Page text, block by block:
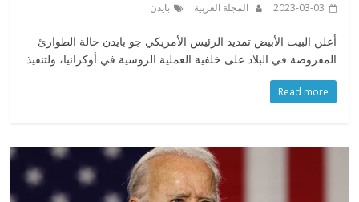
2023-03-03
المجلة العربية بايدن
أعلن البيت الأبيض تمديد الرئيس الأمريكي جو بايدن حالة الطوارئ
المفروضة في البلاد على خلفية العملية الروسية في أوكرانيا، ولتنفيذ
Read more